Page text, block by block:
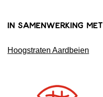
in samenwerking met
Hoogstraten Aardbeien